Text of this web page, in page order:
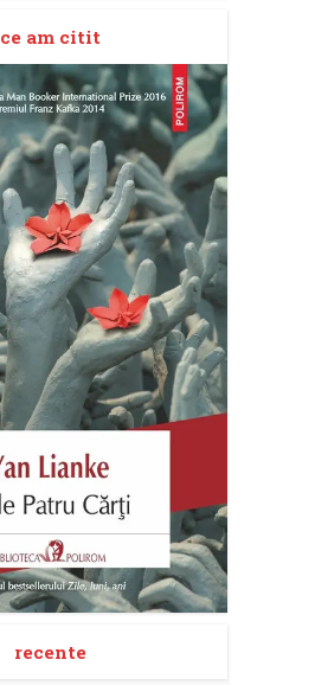
ce am citit
recente